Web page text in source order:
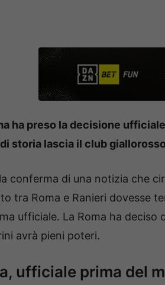
ha preso la decisione
storia lascia il club
conferma di una notizia che
tra Roma e Ranieri dovesse
ufficiale. La Roma ha deciso
avrà pieni poteri.
ufficiale prima del